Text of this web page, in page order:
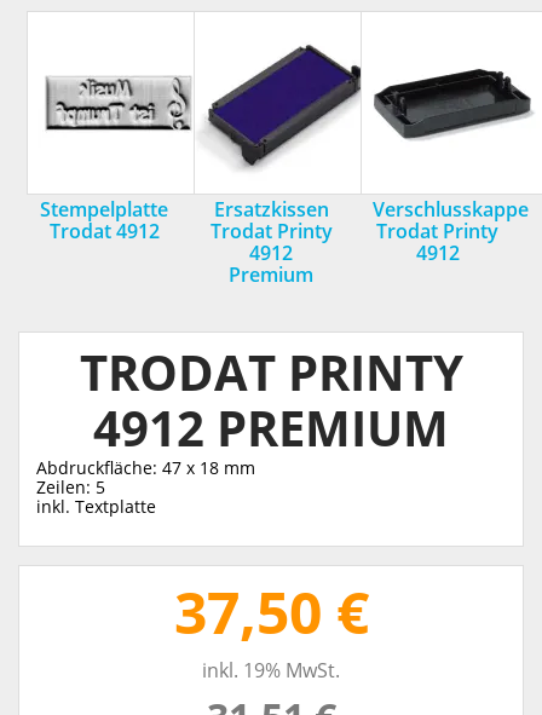
Stempelplatte
Trodat 4912
Ersatzkissen
Trodat Printy
4912
Premium
Verschlusskappe
Trodat Printy
4912
TRODAT PRINTY
4912 PREMIUM
Abdruckfläche: 47 x 18 mm
Zeilen: 5
inkl. Textplatte
37,50 €
inkl. 19% MwSt.